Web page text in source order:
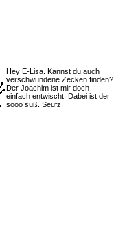
Hey E-Lisa. Kannst du auch
verschwundene Zecken finden?
Der Joachim ist mir doch
einfach entwischt. Dabei ist der
sooo süß. Seufz.